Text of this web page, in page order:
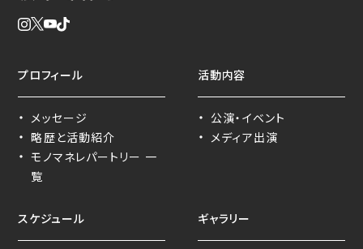
プロフィール
・ メッセージ
・ 略歴と活動紹介
・ モノマネレパートリー 一
覧
活動内容
・ 公演・イベント
・ メディア出演
スケジュール ギャラリー